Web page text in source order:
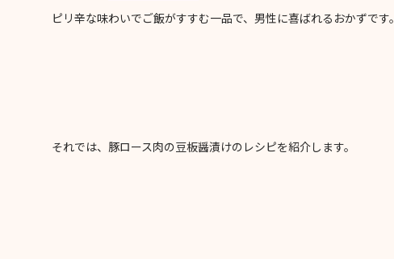
ピリ辛な味わいでご飯がすすむ一品で、男性に喜ばれるおかずです。
それでは、豚ロース肉の豆板醤漬けのレシピを紹介します。